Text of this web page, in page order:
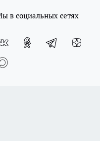
в социальных сетях